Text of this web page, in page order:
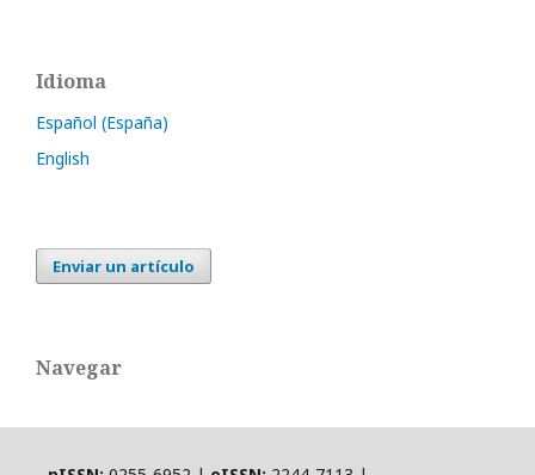
Idioma
Español (España)
English
Enviar un artículo
Navegar